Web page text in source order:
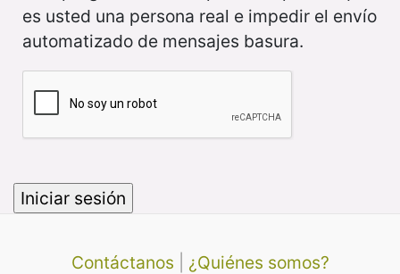
es usted una persona real e impedir el envío
automatizado de mensajes basura.
Contáctanos
¿Quiénes somos?